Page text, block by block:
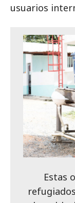
usuarios
Estas